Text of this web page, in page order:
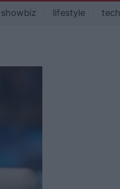
showbiz lifestyle tech